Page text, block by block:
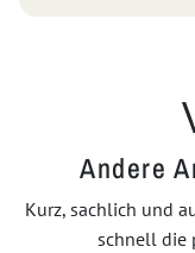
Andere
Kurz, sachlich und
schnell die